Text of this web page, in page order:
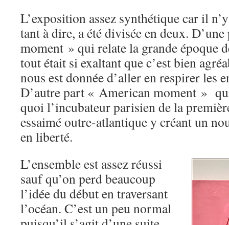
L’exposition assez synthétique car il
tant à dire, a été divisée en deux.
moment » qui relate la grande époque
tout était si exaltant que c’est bien
nous est donnée d’aller en respirer les
D’autre part « American moment »
quoi l’incubateur parisien de la
essaimé outre-atlantique y créant un
en liberté.
L’ensemble est assez réussi
sauf qu’on perd beaucoup
l’idée du début en traversant
l’océan. C’est un peu normal